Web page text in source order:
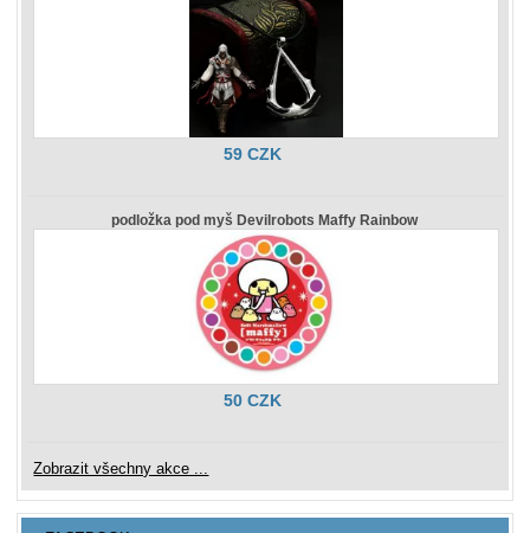
59 CZK
podložka pod myš Devilrobots Maffy Rainbow
50 CZK
Zobrazit všechny akce ...